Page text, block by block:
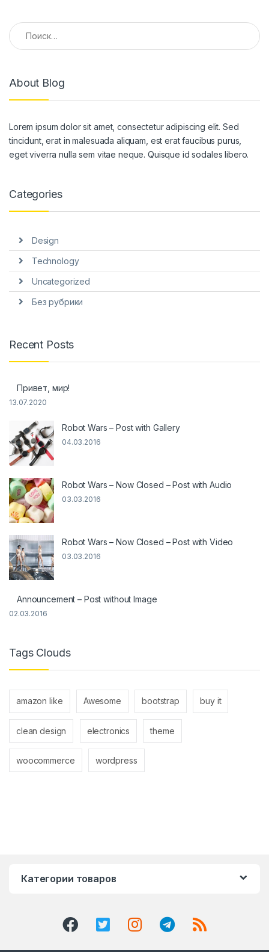
Найти:
About Blog
Lorem ipsum dolor sit amet, consectetur adipiscing elit. Sed
tincidunt, erat in malesuada aliquam, est erat faucibus purus,
eget viverra nulla sem vitae neque. Quisque id sodales libero.
Categories
Design
Technology
Uncategorized
Без рубрики
Recent Posts
Привет, мир!
13.07.2020
Robot Wars – Post with Gallery
04.03.2016
Robot Wars – Now Closed – Post with Audio
03.03.2016
Robot Wars – Now Closed – Post with Video
03.03.2016
Announcement – Post without Image
02.03.2016
Tags Clouds
amazon like Awesome bootstrap buy it
clean design electronics theme
woocommerce wordpress
Категории товаров